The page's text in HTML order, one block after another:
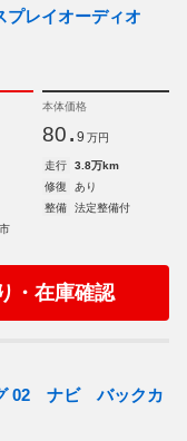
プレイオーディオ
本体価格
80. 9 万円
走行
3.8万km
修復
あり
整備
法定整備付
・在庫確認
02 ナビ バックカ